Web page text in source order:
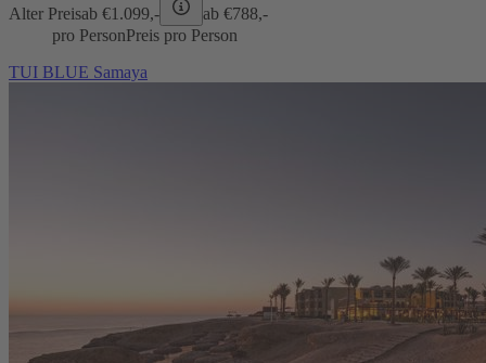
Alter Preisab €1.099,- ab €788,-
pro PersonPreis pro Person
TUI BLUE Samaya